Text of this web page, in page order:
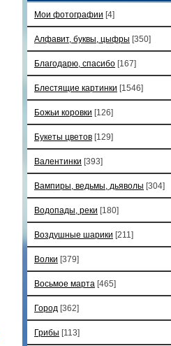
Мои фотографии [4]
Алфавит, буквы, цыфры [350]
Благодарю, спасибо [167]
Блестящие картинки [1546]
Божьи коровки [126]
Букеты цветов [129]
Валентинки [393]
Вампиры, ведьмы, дьяволы [304]
Водопады, реки [180]
Воздушные шарики [211]
Волки [379]
Восьмое марта [465]
Город [362]
Грибы [113]